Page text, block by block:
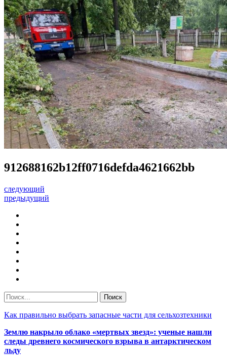
912688162b12ff0716defda4621662bb
следующий
предыдущий
Как правильно выбрать запасные части для сельхозтехники
Землю накрыло облако «мертвых звезд»: ученые нашли
следы древнего космического взрыва в антарктическом
льду